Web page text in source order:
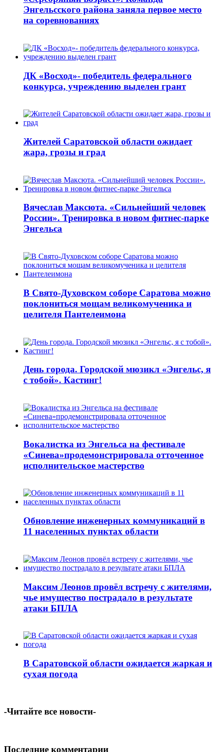
Энгельсского района заняла первое место
на соревнованиях
ДК «Восход»- победитель федерального
конкурса, учреждению выделен грант
Жителей Саратовской области ожидает
жара, грозы и град
Вячеслав Максюта. «Сильнейший человек
России». Тренировка в новом фитнес-парке
Энгельса
В Свято-Духовском соборе Саратова можно
поклониться мощам великомученика и
целителя Пантелеимона
День города. Городской мюзикл «Энгельс, я
с тобой». Кастинг!
Вокалистка из Энгельса на фестивале
«Синева»продемонстрировала отточенное
исполнительское мастерство
Обновление инженерных коммуникаций в
11 населенных пунктах области
Максим Леонов провёл встречу с жителями,
чье имущество пострадало в результате
атаки БПЛА
В Саратовской области ожидается жаркая и
сухая погода
-Читайте все новости-
Последние комментарии